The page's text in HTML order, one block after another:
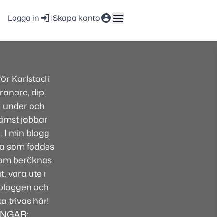
Logga in |Skapa konto
Karlstad i
dip.
och
jobbar
I min blogg
som föddes
beräknas
vara ute i
och
trivas här!